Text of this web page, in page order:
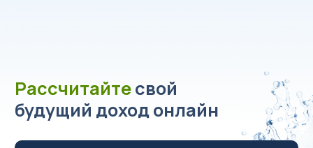
Рассчитайтесвой
будущий доход онлайн